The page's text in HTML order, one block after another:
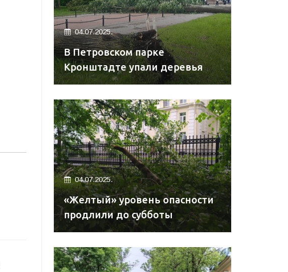
04.07.2025.
В Петровском парке
Кронштадте упали деревья
04.07.2025.
«Желтый» уровень опасности
продлили до субботы